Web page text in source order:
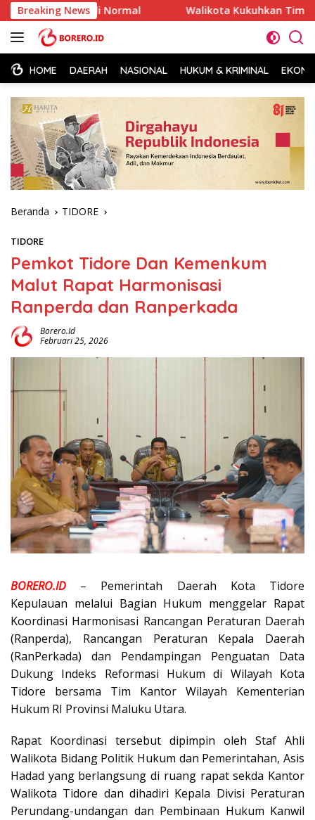
Langsung
ke
konten
Breaking News
Kembali Normal Walikota Kukuhkan Tim Pembina
HOME DAERAH NASIONAL HUKUM & KRIMINAL
Beranda TIDORE
TIDORE
Pemkot Tidore Dan Kemenkum
Malut Rapat Harmonisasi
Ranperda dan Ranperkada
Borero.id
Februari 25, 2026
BORERO.ID – Pemerintah Daerah Kota Tidore
Kepulauan melalui Bagian Hukum menggelar Rapat
Koordinasi Harmonisasi Rancangan Peraturan Daerah
(Ranperda), Rancangan Peraturan Kepala Daerah
(RanPerkada) dan Pendampingan Penguatan Data
Dukung Indeks Reformasi Hukum di Wilayah Kota
Tidore bersama Tim Kantor Wilayah Kementerian
Hukum RI Provinsi Maluku Utara.
Rapat Koordinasi tersebut dipimpin oleh Staf Ahli
Walikota Bidang Politik Hukum dan Pemerintahan, Asis
Hadad yang berlangsung di ruang rapat sekda Kantor
Walikota Tidore dan dihadiri Kepala Divisi Peraturan
Perundang-undangan dan Pembinaan Hukum Kanwil